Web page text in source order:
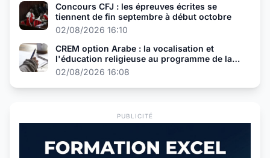
Concours CFJ : les épreuves écrites se
tiennent de fin septembre à début octobre
02/08/2026 16:10
CREM option Arabe : la vocalisation et
l'éducation religieuse au programme de la
présélection
02/08/2026 16:08
PUBLICITÉ